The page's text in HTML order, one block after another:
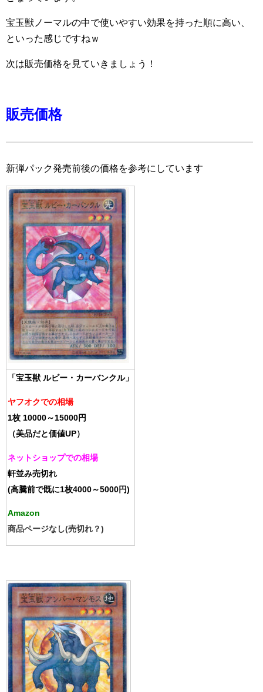
宝玉獣ノーマルの中で使いやすい効果を持った順に高い、
といった感じですねｗ
次は販売価格を見ていきましょう！
販売価格
新弾パック発売前後の価格を参考にしています
「宝玉獣 ルビー・カーバンクル」
ヤフオクでの相場
1枚 10000～15000円
（美品だと価値UP）
ネットショップでの相場
軒並み売切れ
(高騰前で既に1枚4000～5000円)
Amazon
商品ページなし(売切れ？)